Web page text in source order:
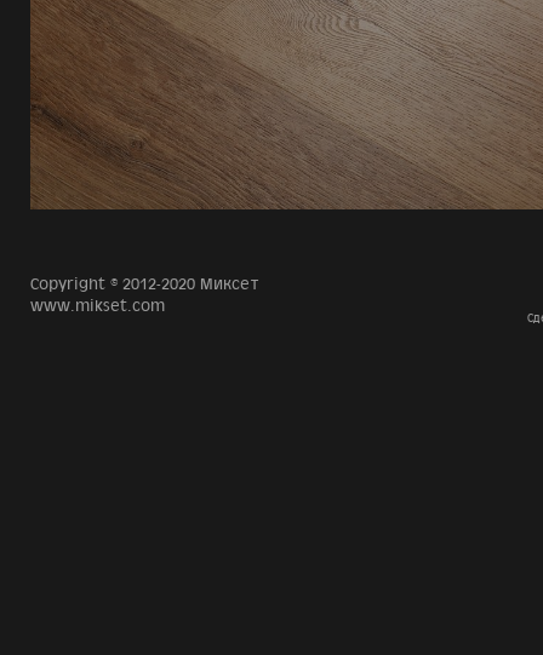
Copyright © 2012-2020 Миксет
www.mikset.com